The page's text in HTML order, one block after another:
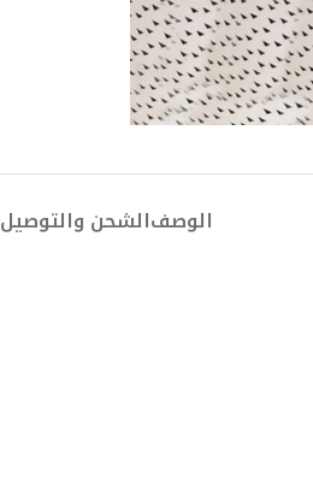
الوصفالشحن والتوصيل